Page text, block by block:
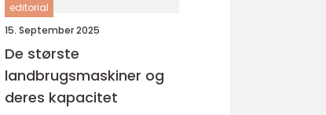
editorial
15. September 2025
De største
landbrugsmaskiner og
deres kapacitet